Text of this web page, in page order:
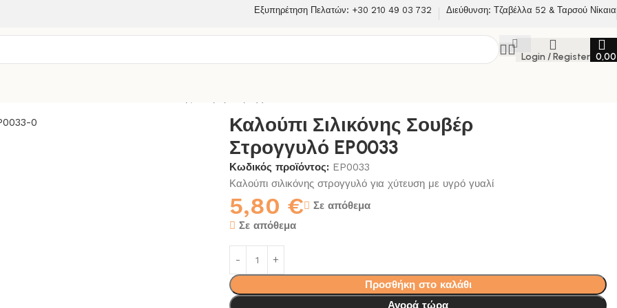
Εξυπηρέτηση Πελατών: +30 210 49 03 732 Διεύθυνση: Τζαβέλλα 52 & Ταρσού Νίκαια
Login / Register
Καλούπι Σιλικόνης Σουβέρ
Στρογγυλό EP0033
Κωδικός προϊόντος: EP0033
Καλούπι σιλικόνης στρογγυλό για χύτευση με υγρό γυαλί
5,80 €
Σε απόθεμα
Σε απόθεμα
Προσθήκη στο καλάθι
Αγορά τώρα